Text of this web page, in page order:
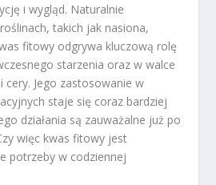
i wygląd. Naturalnie
takich jak nasiona,
fitowy odgrywa kluczową rolę
starzenia oraz w walce
cery. Jego zastosowanie w
staje się coraz bardziej
działania są zauważalne już po
więc kwas fitowy jest
potrzeby w codziennej